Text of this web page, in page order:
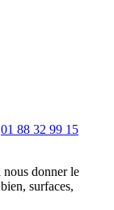
01 88 32 99 15
nous donner le
surfaces,